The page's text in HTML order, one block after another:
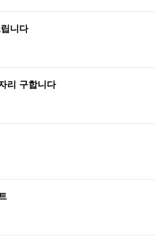
니다
리 구합니다